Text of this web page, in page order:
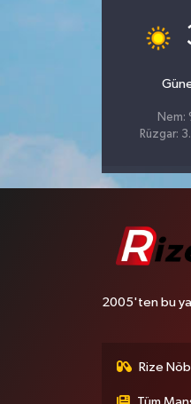
Nem:
Rüzgar:
2005'ten bu
Rize